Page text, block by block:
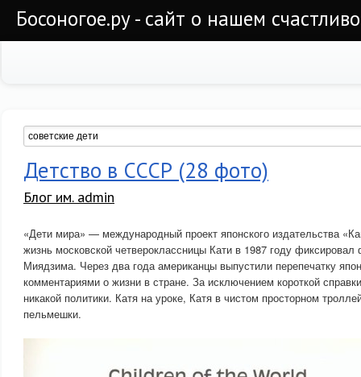
Босоногое.ру - сайт о нашем
Детство в СССР (28 фото)
Блог им. admin
«Дети мира» — международный проект японского издательства
жизнь московской четвероклассницы Кати в 1987 году
Миядзима. Через два года американцы выпустили перепечатку
комментариями о жизни в стране. За исключением короткой
никакой политики. Катя на уроке, Катя в чистом просторном
пельмешки.